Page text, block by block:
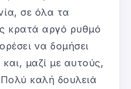
σε όλα τα
κρατά αργό ρυθμό
να δομήσει
μαζί με αυτούς,
καλή δουλειά